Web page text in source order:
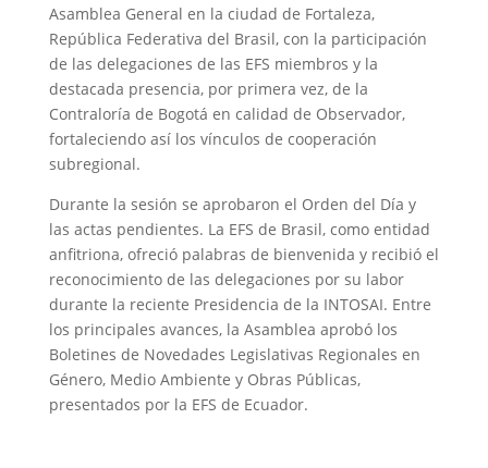
Asamblea General en la ciudad de Fortaleza,
República Federativa del Brasil, con la participación
de las delegaciones de las EFS miembros y la
destacada presencia, por primera vez, de la
Contraloría de Bogotá en calidad de Observador,
fortaleciendo así los vínculos de cooperación
subregional.
Durante la sesión se aprobaron el Orden del Día y
las actas pendientes. La EFS de Brasil, como entidad
anfitriona, ofreció palabras de bienvenida y recibió el
reconocimiento de las delegaciones por su labor
durante la reciente Presidencia de la INTOSAI. Entre
los principales avances, la Asamblea aprobó los
Boletines de Novedades Legislativas Regionales en
Género, Medio Ambiente y Obras Públicas,
presentados por la EFS de Ecuador.